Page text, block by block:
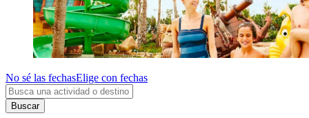
No sé las fechasElige con fechas
Buscar